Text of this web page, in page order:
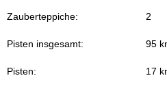
Zauberteppiche: 2
Pisten insgesamt: 95
Pisten: 17